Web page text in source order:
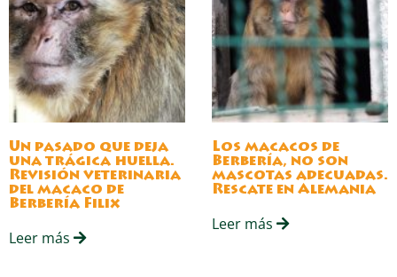
Un pasado que deja
una trágica huella.
Revisión veterinaria
del macaco de
Berbería Filix
Leer más
Los macacos de
Berbería, no son
mascotas adecuadas.
Rescate en Alemania
Leer más